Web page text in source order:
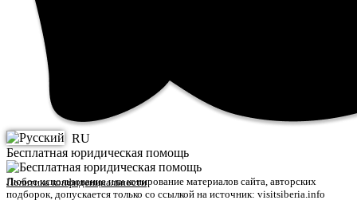
RU
Бесплатная юридическая помощь
Политика конфиденциальности
Любое использование или копирование материалов сайта, авторских
подборок, допускается только со ссылкой на источник: visitsiberia.info